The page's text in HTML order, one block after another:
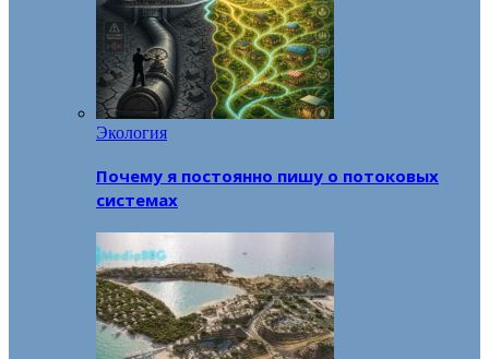
Экология
Почему я постоянно пишу о потоковых
системах